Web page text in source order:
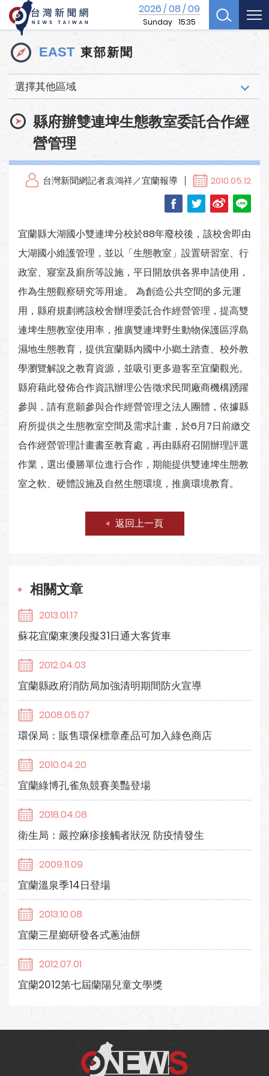
2026/08/09
Sunday 15:35
EAST 東部新聞
選擇其他區域
縣府辦雙連埤生態教室委託合作經
營管理
台灣新聞網記者袁鴻祥／宜蘭報導 2010.05.12
宜蘭縣大湖國小雙連埤分校於88年廢校後，該校舍即由
大湖國小維護管理，並以「生態教室」設置研習室、行
政室、寢室及廁所等設施，平日開放供各界申請使用，
作為生態觀察研究等用途。 為創造公共空間的多元運
用，縣府規劃將該校舍辦理委託合作經營管理，提高雙
連埤生態教室使用率，推廣雙連埤野生動物保護區浮島
濕地生態教育，提供宜蘭縣內國中小鄉土踏查、校外教
學瀏覽解說之教育資源，並吸引更多遊客至宜蘭觀光。
縣府藉此發佈合作資訊辦理公告徵求民間廠商機構踴躍
參與，請有意願參與合作經營管理之法人團體，依據縣
府所提供之生態教室空間及需求計畫，於6月7日前繳交
合作經營管理計畫書至教育處，再由縣府召開辦理評選
作業，選出優勝單位進行合作，期能提供雙連埤生態教
室之軟、硬體設施及自然生態環境，推廣環境教育。
返回上一頁
相關文章
2013.01.17
蘇花宜蘭東澳段擬31日通大客貨車
2012.04.03
宜蘭縣政府消防局加強清明期間防火宣導
2008.05.07
環保局：販售環保標章產品可加入綠色商店
2010.04.20
宜蘭綠博孔雀魚競賽美豔登場
2018.04.08
衛生局：嚴控麻疹接觸者狀況 防疫情發生
2009.11.09
宜蘭溫泉季14日登場
2013.10.08
宜蘭三星鄉研發各式蔥油餅
2012.07.01
宜蘭2012第七屆蘭陽兒童文學獎